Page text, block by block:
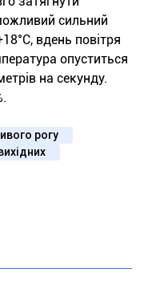
сильний
вдень повітря
опуститься
на секунду.
рогу